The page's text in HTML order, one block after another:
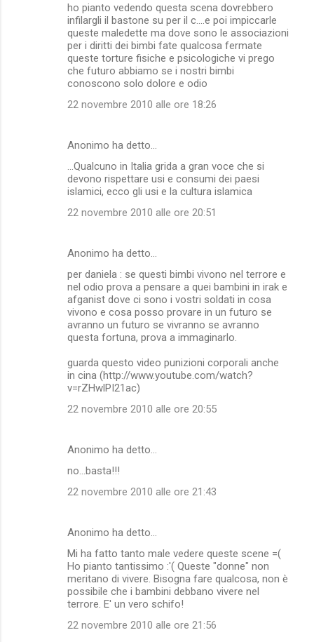
ho pianto vedendo questa scena dovrebbero
infilargli il bastone su per il c....e poi impiccarle
queste maledette ma dove sono le associazioni
per i diritti dei bimbi fate qualcosa fermate
queste torture fisiche e psicologiche vi prego
che futuro abbiamo se i nostri bimbi
conoscono solo dolore e odio
22 novembre 2010 alle ore 18:26
Anonimo ha detto…
...Qualcuno in Italia grida a gran voce che si
devono rispettare usi e consumi dei paesi
islamici, ecco gli usi e la cultura islamica
22 novembre 2010 alle ore 20:51
Anonimo ha detto…
per daniela : se questi bimbi vivono nel terrore e
nel odio prova a pensare a quei bambini in irak e
afganist dove ci sono i vostri soldati in cosa
vivono e cosa posso provare in un futuro se
avranno un futuro se vivranno se avranno
questa fortuna, prova a immaginarlo.
guarda questo video punizioni corporali anche
in cina (http://www.youtube.com/watch?
v=rZHwlPI21ac)
22 novembre 2010 alle ore 20:55
Anonimo ha detto…
no...basta!!!
22 novembre 2010 alle ore 21:43
Anonimo ha detto…
Mi ha fatto tanto male vedere queste scene =(
Ho pianto tantissimo :'( Queste "donne" non
meritano di vivere. Bisogna fare qualcosa, non è
possibile che i bambini debbano vivere nel
terrore. E' un vero schifo!
22 novembre 2010 alle ore 21:56